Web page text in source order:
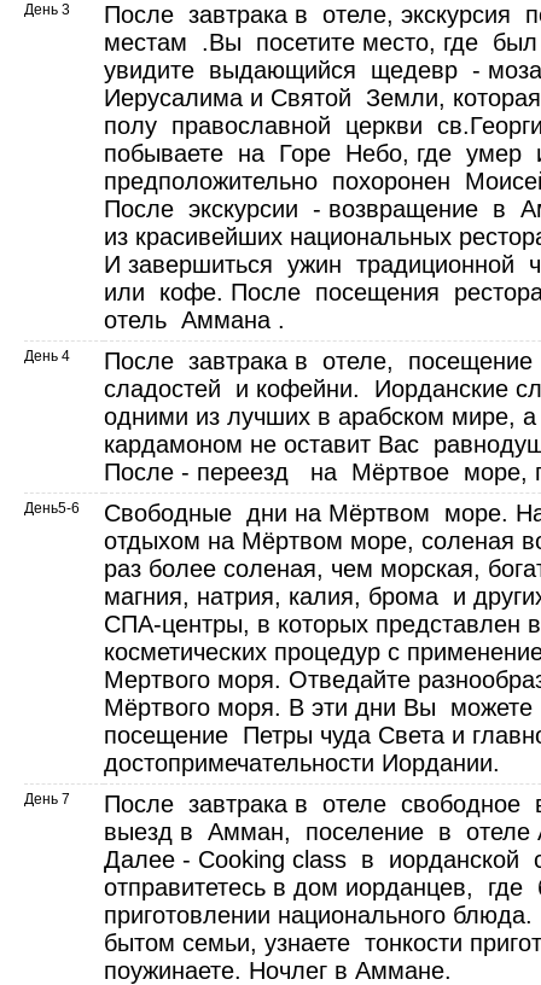
День 3
После завтрака в отеле, экскурсия
местам .Вы посетите место, где
увидите выдающийся щедевр -
Иерусалима и Святой Земли,
полу православной церкви
побываете на Горе Небо, где умер
предположительно похоронен
После экскурсии - возвращение в
из красивейших национальных
И завершиться ужин традиционной
или кофе. После посещения
отель Аммана .
День 4
После завтрака в отеле,
сладостей и кофейни. Иорданские
одними из лучших в арабском мире,
кардамоном не оставит Вас
После - переезд на Мёртвое море,
День5-6
Свободные дни на Мёртвом море.
отдыхом на Мёртвом море, соленая
раз более соленая, чем морская,
магния, натрия, калия, брома и
СПА-центры, в которых представлен
косметических процедур с
Мертвого моря. Отведайте
Мёртвого моря. В эти дни Вы можете
посещение Петры чуда Света и
достопримечательности Иордании.
День 7
После завтрака в отеле свободное
выезд в Амман, поселение в отеле
Далее - Cooking class в иорданской
отправитетесь в дом иорданцев, где
приготовлении национального
бытом семьи, узнаете тонкости
поужинаете. Ночлег в Аммане.